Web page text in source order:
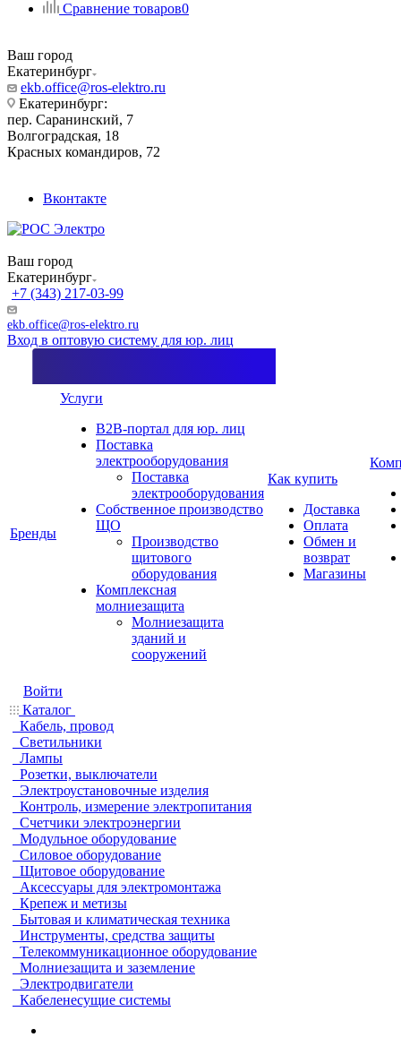
Сравнение товаров0
Ваш город
Екатеринбург
ekb.office@ros-elektro.ru
Екатеринбург:
пер. Саранинский, 7
Волгоградская, 18
Красных командиров, 72
Вконтакте
Ваш город
Екатеринбург
+7 (343) 217-03-99
ekb.office@ros-elektro.ru
Вход в оптовую систему для юр. лиц
Бренды
Услуги
B2B-портал для юр. лиц
Поставка
электрооборудования
Поставка
электрооборудования
Собственное производство
ЩО
Производство
щитового
оборудования
Комплексная
молниезащита
Молниезащита
зданий и
сооружений
Как купить
Доставка
Оплата
Обмен и
возврат
Магазины
Войти
Каталог
Кабель, провод
Светильники
Лампы
Розетки, выключатели
Электроустановочные изделия
Контроль, измерение электропитания
Счетчики электроэнергии
Модульное оборудование
Силовое оборудование
Щитовое оборудование
Аксессуары для электромонтажа
Крепеж и метизы
Бытовая и климатическая техника
Инструменты, средства защиты
Телекоммуникационное оборудование
Молниезащита и заземление
Электродвигатели
Кабеленесущие системы